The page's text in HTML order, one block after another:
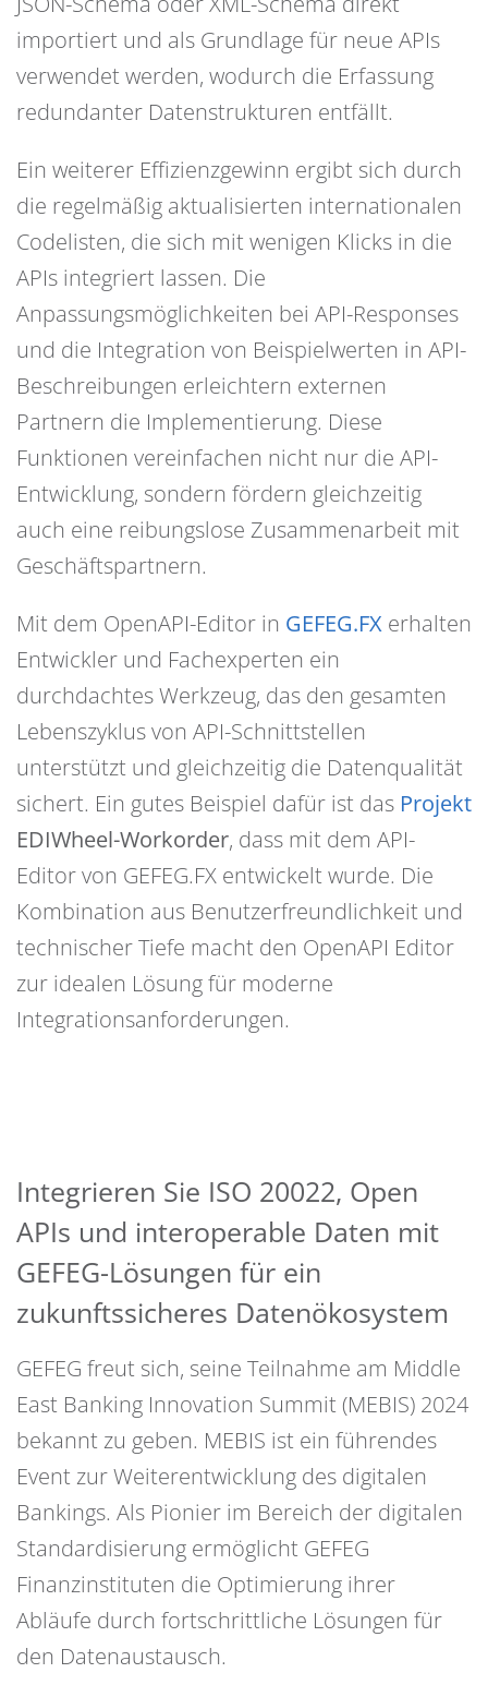
importiert und als Grundlage für neue APIs
verwendet werden, wodurch die Erfassung
redundanter Datenstrukturen entfällt.
Ein weiterer Effizienzgewinn ergibt sich durch
die regelmäßig aktualisierten internationalen
Codelisten, die sich mit wenigen Klicks in die
APIs integriert lassen. Die
Anpassungsmöglichkeiten bei API-Responses
und die Integration von Beispielwerten in API-
Beschreibungen erleichtern externen
Partnern die Implementierung. Diese
Funktionen vereinfachen nicht nur die API-
Entwicklung, sondern fördern gleichzeitig
auch eine reibungslose Zusammenarbeit mit
Geschäftspartnern.
Mit dem OpenAPI-Editor in GEFEG.FX erhalten
Entwickler und Fachexperten ein
durchdachtes Werkzeug, das den gesamten
Lebenszyklus von API-Schnittstellen
unterstützt und gleichzeitig die Datenqualität
sichert. Ein gutes Beispiel dafür ist das Projekt
EDIWheel-Workorder, dass mit dem API-
Editor von GEFEG.FX entwickelt wurde. Die
Kombination aus Benutzerfreundlichkeit und
technischer Tiefe macht den OpenAPI Editor
zur idealen Lösung für moderne
Integrationsanforderungen.
Integrieren Sie ISO 20022, Open
APIs und interoperable Daten mit
GEFEG-Lösungen für ein
zukunftssicheres Datenökosystem
GEFEG freut sich, seine Teilnahme am Middle
East Banking Innovation Summit (MEBIS) 2024
bekannt zu geben. MEBIS ist ein führendes
Event zur Weiterentwicklung des digitalen
Bankings. Als Pionier im Bereich der digitalen
Standardisierung ermöglicht GEFEG
Finanzinstituten die Optimierung ihrer
Abläufe durch fortschrittliche Lösungen für
den Datenaustausch.